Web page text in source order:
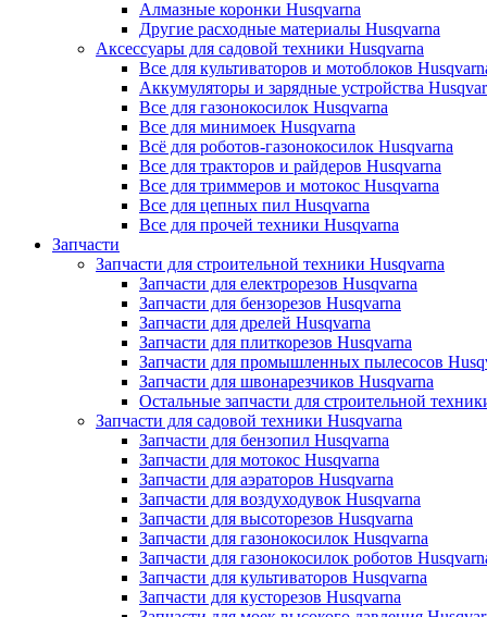
Алмазные коронки Husqvarna
Другие расходные материалы Husqvarna
Аксессуары для садовой техники Husqvarna
Все для культиваторов и мотоблоков
Аккумуляторы и зарядные устройства
Все для газонокосилок Husqvarna
Все для минимоек Husqvarna
Всё для роботов-газонокосилок Husqvarna
Все для тракторов и райдеров Husqvarna
Все для триммеров и мотокос Husqvarna
Все для цепных пил Husqvarna
Все для прочей техники Husqvarna
Запчасти
Запчасти для строительной техники Husqvarna
Запчасти для електрорезов Husqvarna
Запчасти для бензорезов Husqvarna
Запчасти для дрелей Husqvarna
Запчасти для плиткорезов Husqvarna
Запчасти для промышленных пылесосов
Запчасти для швонарезчиков Husqvarna
Остальные запчасти для строительной
Запчасти для садовой техники Husqvarna
Запчасти для бензопил Husqvarna
Запчасти для мотокос Husqvarna
Запчасти для аэраторов Husqvarna
Запчасти для воздуходувок Husqvarna
Запчасти для высоторезов Husqvarna
Запчасти для газонокосилок Husqvarna
Запчасти для газонокосилок роботов
Запчасти для культиваторов Husqvarna
Запчасти для кусторезов Husqvarna